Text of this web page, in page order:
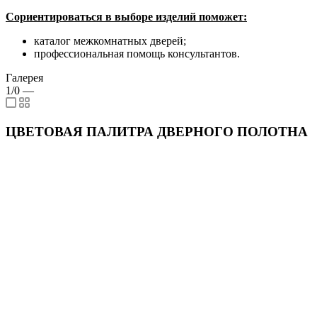
Сориентироваться в выборе изделий поможет:
каталог межкомнатных дверей;
профессиональная помощь консультантов.
Галерея
1/0 —
ЦВЕТОВАЯ ПАЛИТРА ДВЕРНОГО ПОЛОТНА